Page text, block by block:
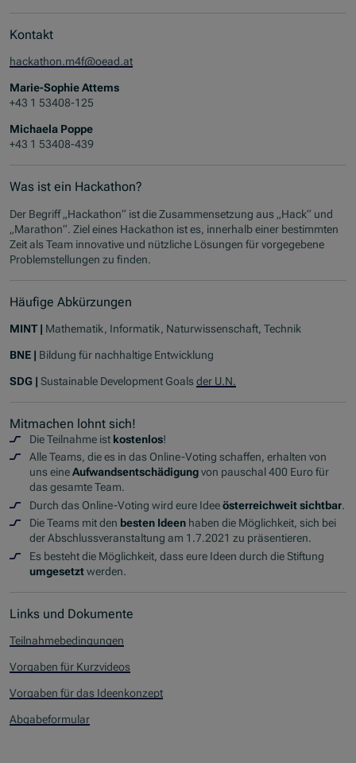
Kontakt
hackathon.m4f@oead.at
Marie-Sophie Attems
+43 1 53408-125
Michaela Poppe
+43 1 53408-439
Was ist ein Hackathon?
Der Begriff „Hackathon“ ist die Zusammensetzung aus „Hack“ und
„Marathon“. Ziel eines Hackathon ist es, innerhalb einer bestimmten
Zeit als Team innovative und nützliche Lösungen für vorgegebene
Problemstellungen zu finden.
Häufige Abkürzungen
MINT | Mathematik, Informatik, Naturwissenschaft, Technik
BNE | Bildung für nachhaltige Entwicklung
SDG | Sustainable Development Goalsder U.N.
Mitmachen lohnt sich!
Die Teilnahme ist kostenlos!
Alle Teams, die es in das Online-Voting schaffen, erhalten von
uns eineAufwandsentschädigungvon pauschal 400 Euro für
das gesamte Team.
Durch das Online-Voting wird eure Ideeösterreichweit sichtbar.
Die Teams mit den besten Ideenhaben die Möglichkeit, sich bei
der Abschlussveranstaltung am 1.7.2021 zu präsentieren.
Es besteht die Möglichkeit, dass eure Ideen durch die Stiftung
umgesetztwerden.
Links und Dokumente
Teilnahmebedingungen
Vorgaben für Kurzvideos
Vorgaben für das Ideenkonzept
Abgabeformular